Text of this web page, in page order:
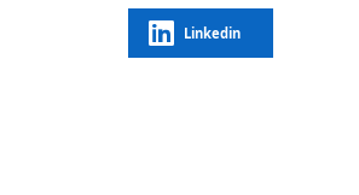
Linkedin